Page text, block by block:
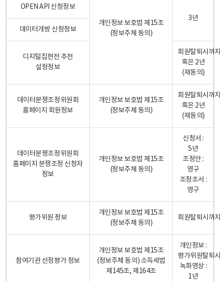
개인정보 보호법 제15조
(정보주체 동의)
OPEN API 신청정보
3년
데이터개방 신청정보
디지털집현전 추천
설정정보
회원탈퇴시까
혹은 2년
(재동의)
데이터분쟁조정위원회
홈페이지 회원정보
개인정보 보호법 제15조
(정보주체 동의)
회원탈퇴시까
혹은 2년
(재동의)
데이터분쟁조정위원회
홈페이지 분쟁조정 신청자
정보
개인정보 보호법 제15조
(정보주체 동의)
신청서 :
5년
조정안 :
영구
조정조서 :
영구
평가위원 정보
개인정보 보호법 제15조
(정보주체 동의)
회원탈퇴시까
참여기관 선정평가 정보
개인정보 보호법 제15조
(정보주체 동의) 소득세법
제145조, 제164조
개인정보 :
평가위원탈퇴
녹화영상 :
1년